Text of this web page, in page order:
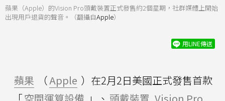
蘋果（Apple）的Vision Pro頭戴裝置正式發售約2個星期，社群媒體上開始
出現用戶退貨的聲音。（翻攝自Apple）
用LINE傳送
蘋果 （Apple ）在2月2日美國正式發售首款